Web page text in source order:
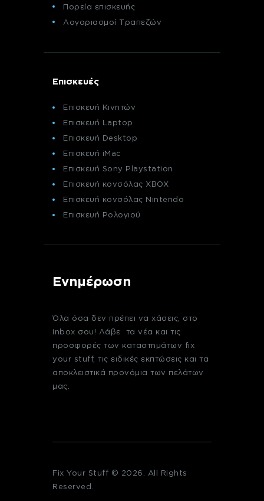
Πορεία επισκευής
Λογαριασμοί Τραπεζών
Επισκευές
Επισκευή Κινητών
Επισκευή Laptop
Επισκευή Desktop
Επισκευή iMac
Επισκευή Sony Playstation
Επισκευή κονσόλας XBOX
Επισκευή κονσόλας Nintendo
Επισκευή Ρολογιού
Ενημέρωση
Όλα όσα δεν πρέπει να χάσεις, στο
inbox σου! Λάβε τα νέα και τις
προσφορές των καταστημάτων fix
your stuff, τις ειδικές εκπτώσεις και τα
αποκλειστικά προνόμια των πελάτων
μας.
Fix Your Stuff © 2026. All Rights
Reserved.